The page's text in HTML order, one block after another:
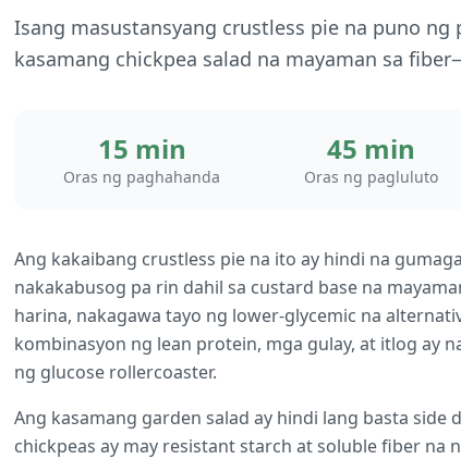
Isang masustansyang crustless pie na puno
kasamang chickpea salad na mayaman sa
15 min
Oras ng paghahanda
45 min
Oras ng pagluluto
Ang kakaibang crustless pie na ito ay hindi na
nakakabusog pa rin dahil sa custard base na
harina, nakagawa tayo ng lower-glycemic na
kombinasyon ng lean protein, mga gulay, at itlog ay
ng glucose rollercoaster.
Ang kasamang garden salad ay hindi lang basta
chickpeas ay may resistant starch at soluble fiber na